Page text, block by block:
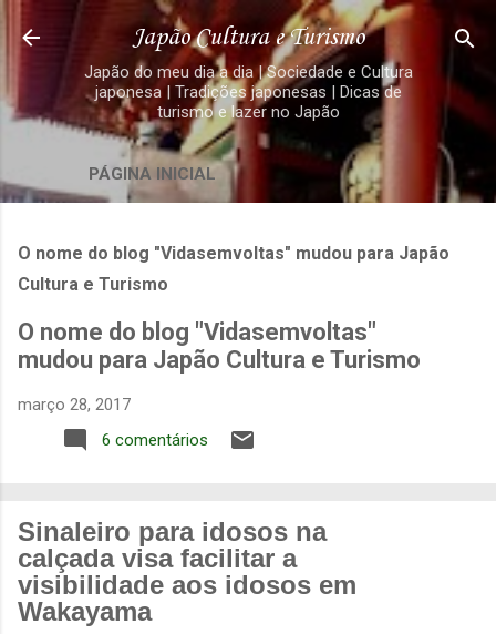
Pular para o conteúdo principal
Japão Cultura e Turismo
Japão do meu dia a dia | Sociedade e Cultura
japonesa | Tradições japonesas | Dicas de
turismo e lazer no Japão
PÁGINA INICIAL
O nome do blog "Vidasemvoltas" mudou para Japão
Cultura e Turismo
O nome do blog "Vidasemvoltas"
mudou para Japão Cultura e Turismo
março 28, 2017
6 comentários
Sinaleiro para idosos na
calçada visa facilitar a
visibilidade aos idosos em
Wakayama